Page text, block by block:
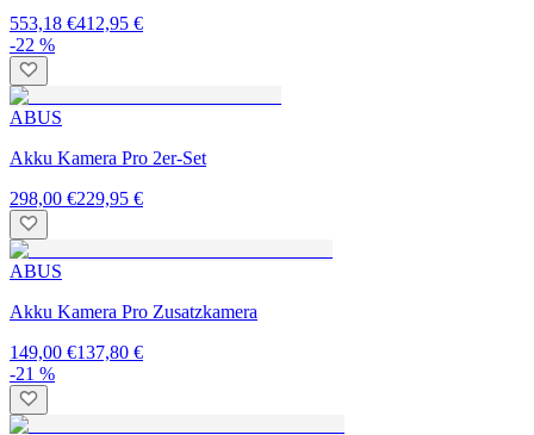
553,18 €412,95 €
-22 %
ABUS
Akku Kamera Pro 2er-Set
298,00 €229,95 €
ABUS
Akku Kamera Pro Zusatzkamera
149,00 €137,80 €
-21 %